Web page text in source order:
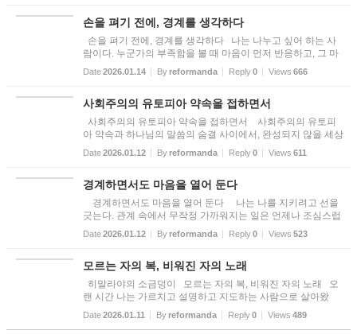
손을 펴기 전에, 경계를 생각하다
손을 펴기 전에, 경계를 생각하다 나는 나누고 싶어 하는 사
람이다. 누군가의 부족함을 볼 때 마음이 먼저 반응하고, 그 마
음이 움직이는 만큼 손도 자연스럽게 따라가기를 바란다. 나이
가 들고 신앙의 시간이 쌓일수록 그런 마음은 더 자주, 더 깊이
Date2026.01.14 Byreformanda Reply0 Views 666
사회주의의 유토피아 약속을 접하면서
사회주의의 유토피아 약속을 접하면서 사회주의의 유토피
아 약속과 하나님의 말씀의 숨결 사이에서, 완성되지 않을 세상
에서, 나는 무엇을 붙들고 있는가? 나는 종종 보다 나은 세상
을 꿈꾼다. 조금만 제도가 정교해지면, 조금만 사람들이 각성하
Date2026.01.12 Byreformanda Reply0 Views 611
경계하면서도 마음을 열어 둔다
경계하면서도 마음을 열어 둔다 나는 나를 지키려고 선을
긋는다. 관계 속에서 무작정 가까워지는 일은 언제나 조심스럽
다. 감정은 쉽게 소모된다. 어떤 사람들은 관계를 이용한다. 친
절을 베풀면 그것을 이용하여 치명적인 해를 끼친다. 그래서 나
Date2026.01.12 Byreformanda Reply0 Views 523
모르는 자의 복, 비워진 자의 노래
히말라야의 소금덩이 모르는 자의 복, 비워진 자의 노래 오
랜 시간 나는 가르치고 설명하고 지도하는 사람으로 살아왔
다. 책장에 쌓인 수만 권의 책은 지식의 견고한 성벽이었고, 명
료한 언어와 논리는 내가 세상에 빛을 줄 수 있다는 근사한 착
Date2026.01.11 Byreformanda Reply0 Views 489